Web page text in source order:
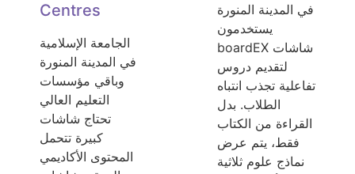
في المدينة المنورة
يستخدمون
شاشات boardEX
لتقديم دروس
تفاعلية تجذب انتباه
الطلاب. بدل
القراءة من الكتاب
فقط، يتم عرض
نماذج علوم ثلاثية
Centres
الجامعة الإسلامية
في المدينة المنورة
وباقي مؤسسات
التعليم العالي
تحتاج شاشات
كبيرة تتحمل
المحتوى الأكاديمي